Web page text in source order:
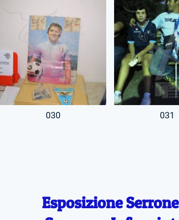
030 031
Esposizione Serrone